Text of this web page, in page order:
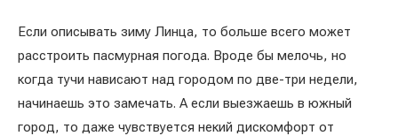
Если описывать зиму Линца, то больше всего может
расстроить пасмурная погода. Вроде бы мелочь, но
когда тучи нависают над городом по две-три недели,
начинаешь это замечать. А если выезжаешь в южный
город, то даже чувствуется некий дискомфорт от